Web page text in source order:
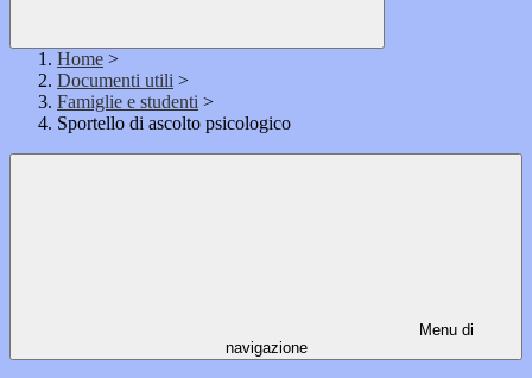
Home >
Documenti utili >
Famiglie e studenti >
Sportello di ascolto psicologico
Menu di
navigazione